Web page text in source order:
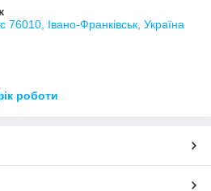
76010, Івано-Франківськ, Україна
роботи